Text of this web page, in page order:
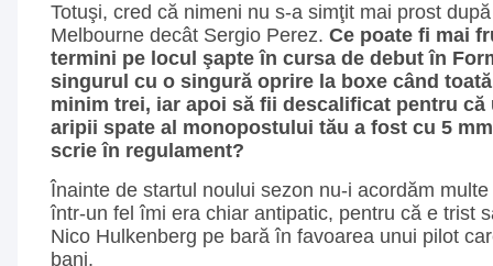
Totuşi, cred că nimeni nu s-a simţit mai prost
Melbourne decât Sergio Perez. Ce poate fi mai
termini pe locul şapte în cursa de debut în
singurul cu o singură oprire la boxe când
minim trei, iar apoi să fii descalificat pentru că
aripii spate al monopostului tău a fost cu 5
scrie în regulament?
Înainte de startul noului sezon nu-i acordăm
într-un fel îmi era chiar antipatic, pentru că e trist
Nico Hulkenberg pe bară în favoarea unui pilot
bani.